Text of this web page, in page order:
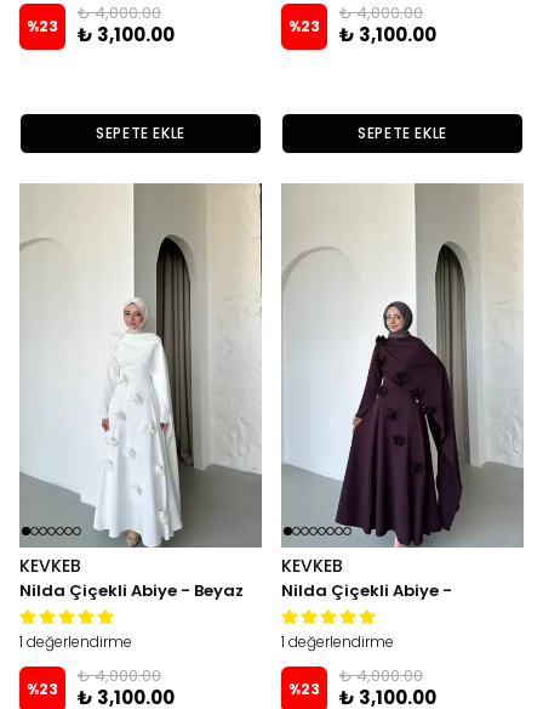
%23
₺ 4,000.00
₺ 3,100.00
SEPETE EKLE
%23
₺ 4,000.00
₺ 3,100.00
SEPETE EKLE
KEVKEB
Nilda Çiçekli Abiye - Beyaz
1 değerlendirme
%23
₺ 4,000.00
₺ 3,100.00
KEVKEB
Nilda Çiçekli Abiye -
Mürdüm
1 değerlendirme
%23
₺ 4,000.00
₺ 3,100.00